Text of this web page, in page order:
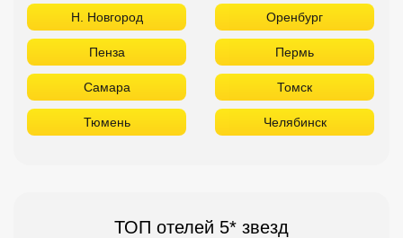
Н. Новгород Оренбург
Пенза Пермь
Самара Томск
Тюмень Челябинск
ТОП отелей 5* звезд